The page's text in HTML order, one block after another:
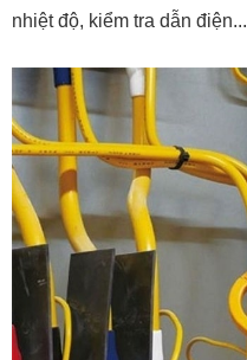
nhiệt độ, kiểm tra dẫn điện...